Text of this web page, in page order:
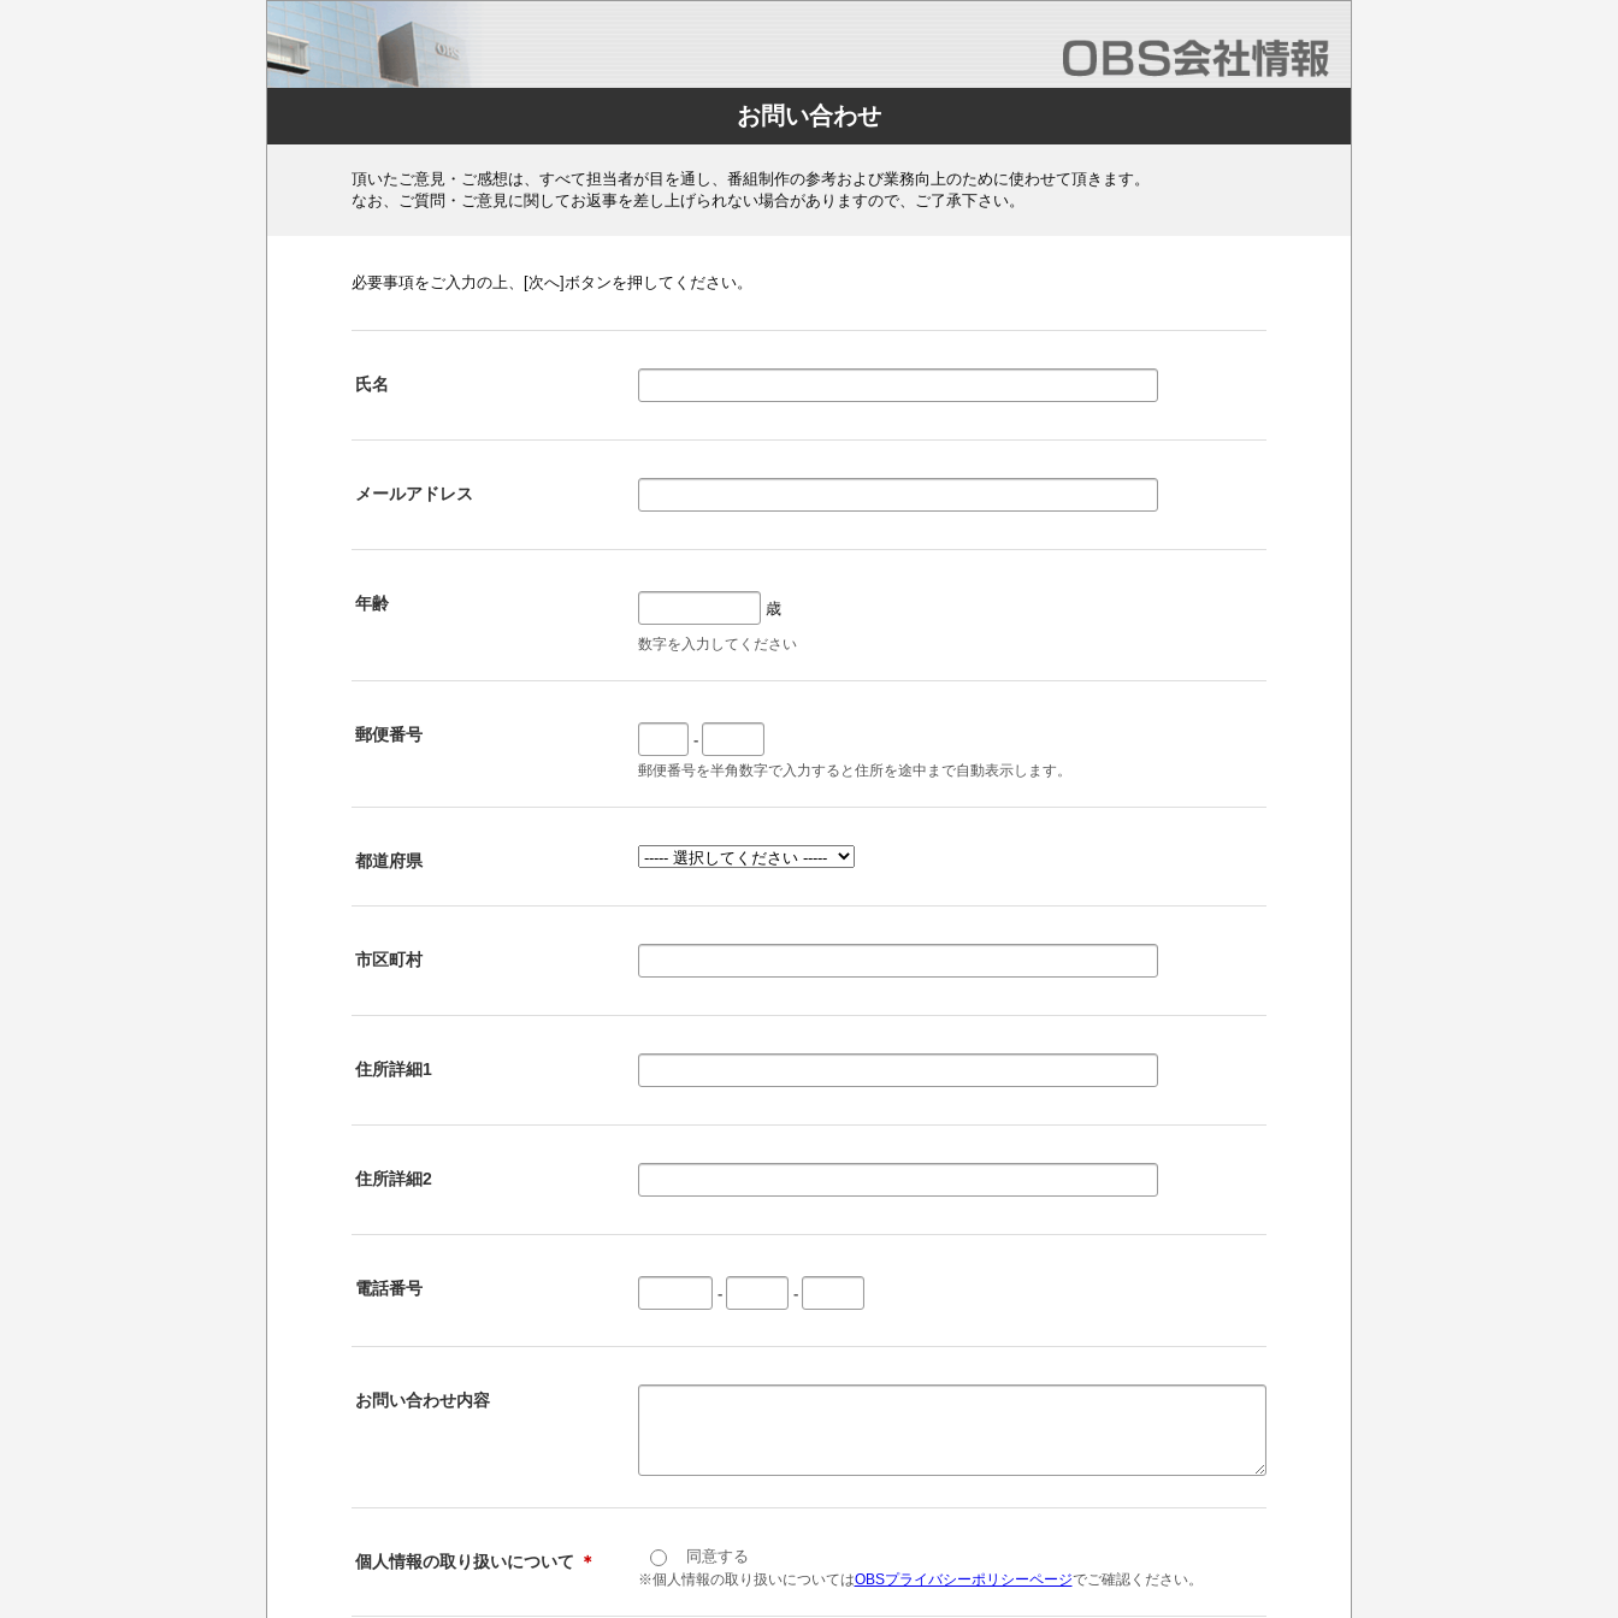
お問い合わせ
頂いたご意見・ご感想は、すべて担当者が目を通し、番組制作の参考および業務向上のために使わせて頂きます。
なお、ご質問・ご意見に関してお返事を差し上げられない場合がありますので、ご了承下さい。
必要事項をご入力の上、[次へ]ボタンを押してください。
氏名
メールアドレス
年齢 歳
数字を入力してください
郵便番号 -
郵便番号を半角数字で入力すると住所を途中まで自動表示します。
都道府県
市区町村
住所詳細1
住所詳細2
電話番号 - -
お問い合わせ内容
個人情報の取り扱いについて ＊ 同意する
※個人情報の取り扱いについてはOBSプライバシーポリシーページでご確認ください。